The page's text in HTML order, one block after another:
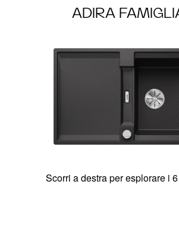
ADIRA
Scorri a destra per esplorare i